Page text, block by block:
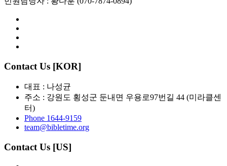
Contact Us [KOR]
대표 : 나성균
주소 : 강원도 횡성군 둔내면 우용로97번길 44 (미라클센
터)
Phone 1644-9159
team@bibletime.org
Contact Us [US]